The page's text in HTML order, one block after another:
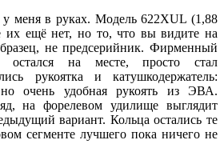
меня в руках. Модель 622XUL (1,88
ещё нет, но то, что вы видите на
не предсерийник. Фирменный
остался на месте, просто стал
рукоятка и катушкодержатель:
очень удобная рукоять из ЭВА.
на форелевом удилище выглядит
вариант. Кольца остались те
сегменте лучшего пока ничего не